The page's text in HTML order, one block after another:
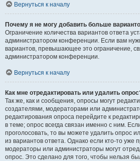
Вернуться к началу
Почему я не могу добавить больше
Ограничение количества вариантов ответа
администратором конференции. Если вам
вариантов, превышающее это ограничение,
администратором конференции.
Вернуться к началу
Как мне отредактировать или удалить
Так же, как и сообщения, опросы могут
создателями, модераторами или
редактирования опроса перейдите к
в теме; опрос всегда связан именно с ним.
проголосовать, то вы можете удалить опрос
из вариантов ответа. Однако если кто-то уже
модераторы или администраторы могут
опрос. Это сделано для того, чтобы нельзя